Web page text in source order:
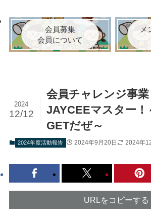
会員募集
会員について
メ
会員チャレンジ事
JAYCEEマスター！
GETだぜ～
2024
12/12
2024年度活動報告 2024年9月20日 2024年
URLをコピーする